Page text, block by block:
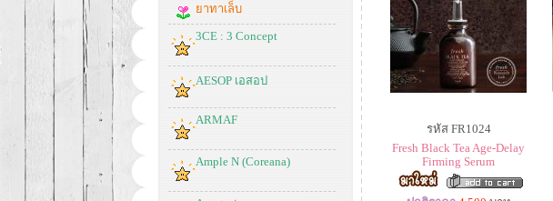
ยาทาเล็บ
3CE : 3 Concept
AESOP เอสอป
ARMAF
Ample N (Coreana)
รหัส FR1024
Fresh Black Tea Age-Delay
Firming Serum